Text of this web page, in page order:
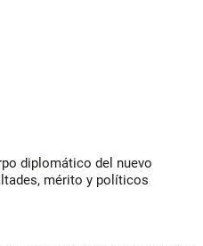
diplomático del nuevo
mérito y políticos